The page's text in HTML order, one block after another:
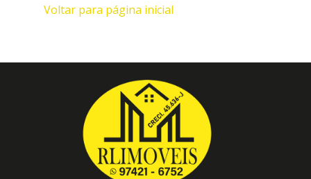
Voltar para página inicial